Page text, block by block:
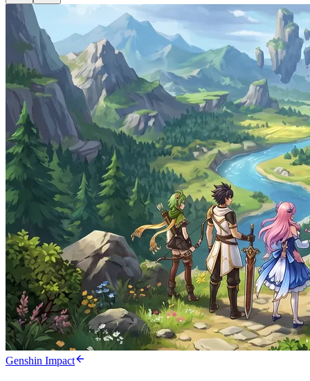
Genshin Impact